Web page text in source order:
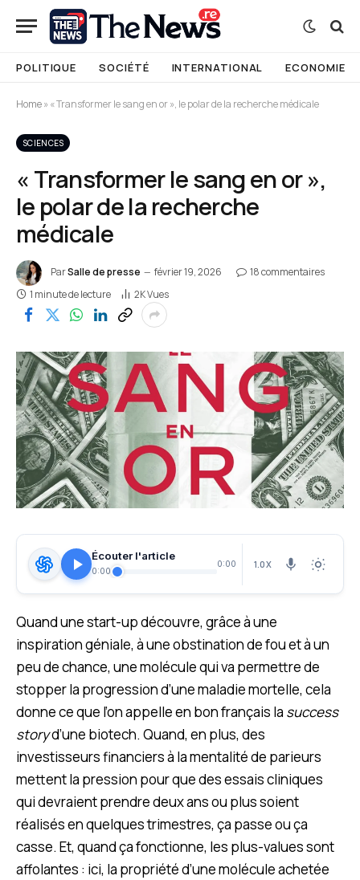
POLITIQUE SOCIÉTÉ INTERNATIONAL ECONOMIE
Home»« Transformer le sang en or », le polar de la recherche médicale
SCIENCES
« Transformer le sang en or »,
le polar de la recherche
médicale
ParSalle de presse février 19, 2026
18 commentaires
1 minute de lecture
2KVues
Écouter l'article
0:00
0:00 1.0X
Quand une start-up découvre, grâce à une
inspiration géniale, à une obstination de fou et à un
peu de chance, une molécule qui va permettre de
stopper la progression d’une maladie mortelle, cela
donne ce que l’on appelle en bon français la success
storyd’une biotech. Quand, en plus, des
investisseurs financiers à la mentalité de parieurs
mettent la pression pour que des essais cliniques
qui devraient prendre deux ans ou plus soient
réalisés en quelques trimestres, ça passe ou ça
casse. Et, quand ça fonctionne, les plus-values sont
affolantes : ici, la propriété d’une molécule achetée